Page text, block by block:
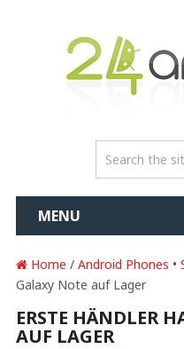
MENU
Home / Android Phones •
Galaxy Note auf Lager
ERSTE HÄNDLER
AUF LAGER